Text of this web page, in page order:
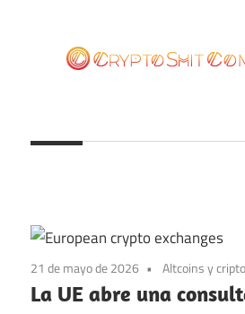
contenido
21 de mayo de 2026 Altcoins y
La UE abre una